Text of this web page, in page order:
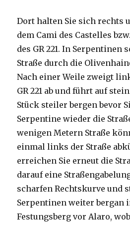
Dort halten Sie sich rechts
dem Cami des Castelles
des GR 221. In Serpentinen
Straße durch die
Nach einer Weile zweigt
GR 221 ab und führt auf
Stück steiler bergen bevor
Serpentine wieder die
wenigen Metern Straße
einmal links der Straße
erreichen Sie erneut die
darauf eine
scharfen Rechtskurve und
Serpentinen weiter bergan
Festungsberg vor Alaro,